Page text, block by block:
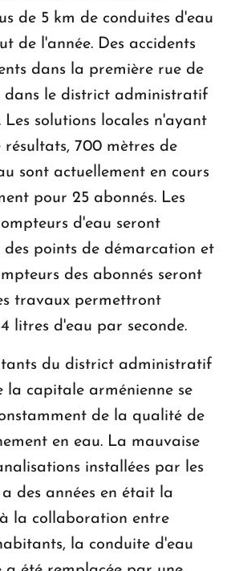
de 5 km de conduites d'eau
de l'année. Des accidents
dans la première rue de
dans le district administratif
Les solutions locales n'ayant
résultats, 700 mètres de
sont actuellement en cours
pour 25 abonnés. Les
d'eau seront
des points de démarcation et
des abonnés seront
travaux permettront
litres d'eau par seconde.
du district administratif
la capitale arménienne se
de la qualité de
en eau. La mauvaise
installées par les
des années en était la
à la collaboration entre
la conduite d'eau